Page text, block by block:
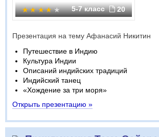
5-7 класс 20
Презентация на тему Афанасий Никитин
Путешествие в Индию
Культура Индии
Описаний индийских традиций
Индийский танец
«Хождение за три моря»
Открыть презентацию »